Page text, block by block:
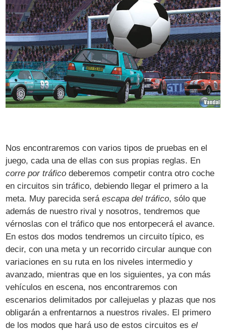
Nos encontraremos con varios tipos de pruebas en el
juego, cada una de ellas con sus propias reglas. En
corre por tráfico deberemos competir contra otro coche
en circuitos sin tráfico, debiendo llegar el primero a la
meta. Muy parecida seráescapa del tráfico, sólo que
además de nuestro rival y nosotros, tendremos que
vérnoslas con el tráfico que nos entorpecerá el avance.
En estos dos modos tendremos un circuito típico, es
decir, con una meta y un recorrido circular aunque con
variaciones en su ruta en los niveles intermedio y
avanzado, mientras que en los siguientes, ya con más
vehículos en escena, nos encontraremos con
escenarios delimitados por callejuelas y plazas que nos
obligarán a enfrentarnos a nuestros rivales. El primero
de los modos que hará uso de estos circuitos esel